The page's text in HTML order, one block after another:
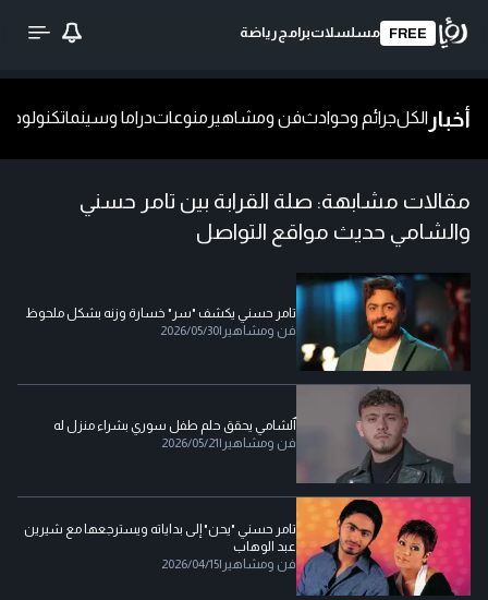
FREE مسلسلاتبرامج رياضة
أخبار الكلجرائم وحوادثفن ومشاهير منوعاتدراما وسينماتكنولوجيا
مقالات مشابهة: صلة القرابة بين تامر حسني
والشامي حديث مواقع التواصل
تامر حسني يكشف "سر" خسارة وزنه بشكل ملحوظ
فن ومشاهير |
2026/05/30
ٱلشامي يحقق حلم طفل سوري بشراء منزل له
فن ومشاهير |
2026/05/21
تامر حسني "يحن" إلى بداياته ويسترجعها مع شيرين
عبد الوهاب
فن ومشاهير |
2026/04/15